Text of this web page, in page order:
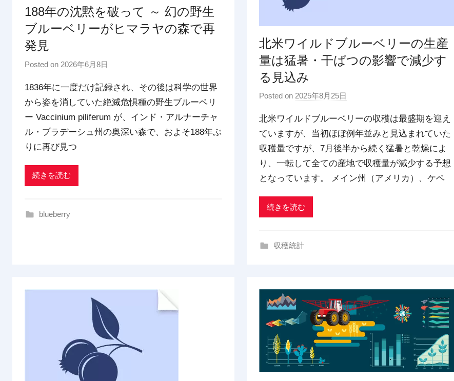
188年の沈黙を破って ～ 幻の野生
ブルーベリーがヒマラヤの森で再
発見
Posted on 2026年6月8日
p
d
x
t
1836年に一度だけ記録され、その後は科学の世界
から姿を消していた絶滅危惧種の野生ブルーベリ
ー Vaccinium piliferum が、インド・アルナーチャ
ル・プラデーシュ州の奥深い森で、およそ188年ぶ
りに再び見つ
続きを読む
blueberry
北米ワイルドブルーベリーの生産
量は猛暑・干ばつの影響で減少す
る見込み
Posted on 2025年8月25日
p
d
x
t
r
北米ワイルドブルーベリーの収穫は最盛期を迎え
ていますが、当初ほぼ例年並みと見込まれていた
収穫量ですが、7月後半から続く猛暑と乾燥によ
り、一転して全ての産地で収穫量が減少する予想
となっています。 メイン州（アメリカ）、ケベ
続きを読む
収穫統計